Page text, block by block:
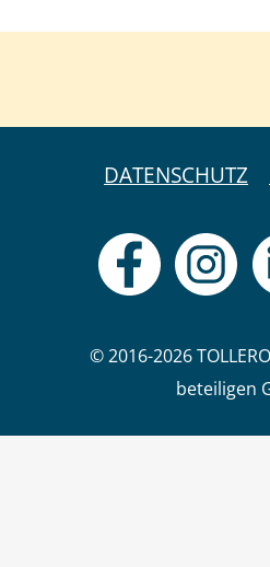
DATENSCHUTZ
© 2016-2026
beteiligen